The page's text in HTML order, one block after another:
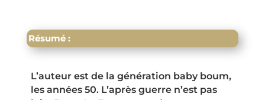
Résumé :
L’auteur est de la génération baby boum,
les années 50. L’après guerre n’est pas